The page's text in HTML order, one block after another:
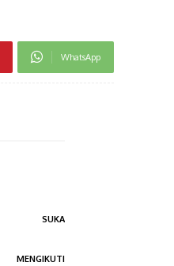
WhatsApp
SUKA
MENGIKUTI